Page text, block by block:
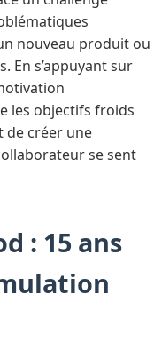
nouveau produit ou
En s’appuyant sur
les objectifs froids
de créer une
se sent
: 15 ans